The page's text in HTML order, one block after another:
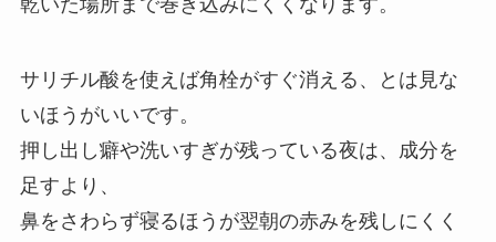
サリチル酸を使えば角栓がすぐ消える、とは見な
いほうがいいです。
押し出し癖や洗いすぎが残っている夜は、成分を
足すより、
鼻をさわらず寝るほうが翌朝の赤みを残しにくく